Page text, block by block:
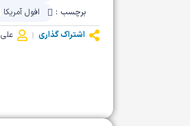
برچسب :
افول آمریکا
اشتراک گذاری
علی